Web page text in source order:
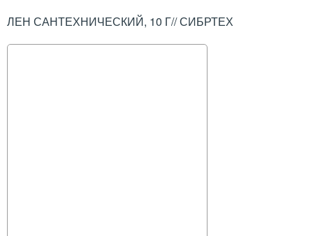
ЛЕН САНТЕХНИЧЕСКИЙ, 10 Г// СИБРТЕХ